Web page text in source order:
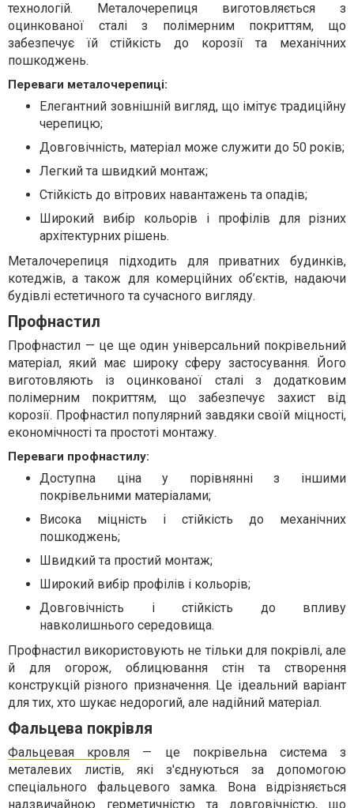
технологій. Металочерепиця виготовляється з
оцинкованої сталі з полімерним покриттям, що
забезпечує їй стійкість до корозії та механічних
пошкоджень.
Переваги металочерепиці:
Елегантний зовнішній вигляд, що імітує традиційну
черепицю;
Довговічність, матеріал може служити до 50 років;
Легкий та швидкий монтаж;
Стійкість до вітрових навантажень та опадів;
Широкий вибір кольорів і профілів для різних
архітектурних рішень.
Металочерепиця підходить для приватних будинків,
котеджів, а також для комерційних об’єктів, надаючи
будівлі естетичного та сучасного вигляду.
Профнастил
Профнастил — це ще один універсальний покрівельний
матеріал, який має широку сферу застосування. Його
виготовляють із оцинкованої сталі з додатковим
полімерним покриттям, що забезпечує захист від
корозії. Профнастил популярний завдяки своїй міцності,
економічності та простоті монтажу.
Переваги профнастилу:
Доступна ціна у порівнянні з іншими
покрівельними матеріалами;
Висока міцність і стійкість до механічних
пошкоджень;
Швидкий та простий монтаж;
Широкий вибір профілів і кольорів;
Довговічність і стійкість до впливу
навколишнього середовища.
Профнастил використовують не тільки для покрівлі, але
й для огорож, облицювання стін та створення
конструкцій різного призначення. Це ідеальний варіант
для тих, хто шукає недорогий, але надійний матеріал.
Фальцева покрівля
Фальцевая кровля — це покрівельна система з
металевих листів, які з'єднуються за допомогою
спеціального фальцевого замка. Вона відрізняється
надзвичайною герметичністю та довговічністю, що